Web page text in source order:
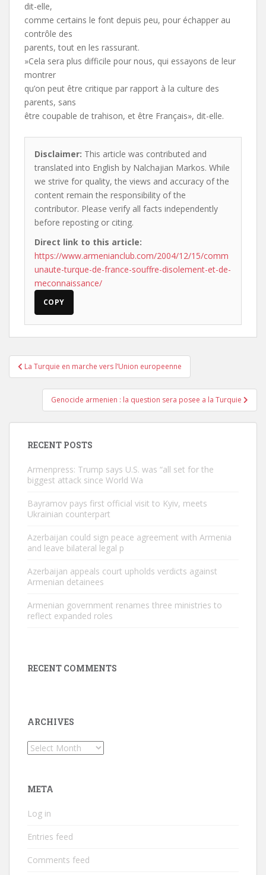
dit-elle,
comme certains le font depuis peu, pour échapper au
contrôle des
parents, tout en les rassurant.
»Cela sera plus difficile pour nous, qui essayons de leur
montrer
qu’on peut être critique par rapport à la culture des
parents, sans
être coupable de trahison, et être Français», dit-elle.
Disclaimer: This article was contributed and
translated into English by Nalchajian Markos. While
we strive for quality, the views and accuracy of the
content remain the responsibility of the
contributor. Please verify all facts independently
before reposting or citing.
Direct link to this article:
https://www.armenianclub.com/2004/12/15/comm
unaute-turque-de-france-souffre-disolement-et-de-
meconnaissance/
COPY
Post
navigation
La Turquie en marche vers l’Union europeenne
Genocide armenien : la question sera posee a la Turquie
RECENT POSTS
Armenpress: Trump says U.S. was “all set for the
biggest attack since World Wa
Bayramov pays first official visit to Kyiv, meets
Ukrainian counterpart
Azerbaijan could sign peace agreement with Armenia
and leave bilateral legal p
Azerbaijan appeals court upholds verdicts against
Armenian detainees
Armenian government renames three ministries to
reflect expanded roles
RECENT COMMENTS
ARCHIVES
Archives
META
Log in
Entries feed
Comments feed